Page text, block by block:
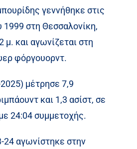
γεννήθηκε στις
1999 στη Θεσσαλονίκη,
μ. και αγωνίζεται στη
φόργουορντ.
μέτρησε 7,9
και 1,3 ασίστ, σε
24:04 συμμετοχής.
24 αγωνίστηκε στην